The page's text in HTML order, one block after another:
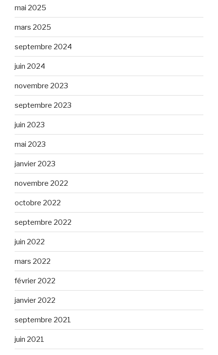
mai 2025
mars 2025
septembre 2024
juin 2024
novembre 2023
septembre 2023
juin 2023
mai 2023
janvier 2023
novembre 2022
octobre 2022
septembre 2022
juin 2022
mars 2022
février 2022
janvier 2022
septembre 2021
juin 2021